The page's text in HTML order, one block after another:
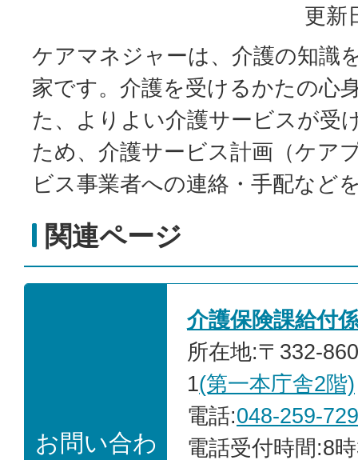
更新
ケアマネジャーは、介護の知識
家です。介護を受けるかたの心
た、よりよい介護サービスが受
ため、介護サービス計画（ケア
ビス事業者への連絡・手配など
関連ページ
お問い合わ
介護保険課給付
所在地:〒332-
1(第一本庁舎2階)
電話:048-259-
電話受付時間:8